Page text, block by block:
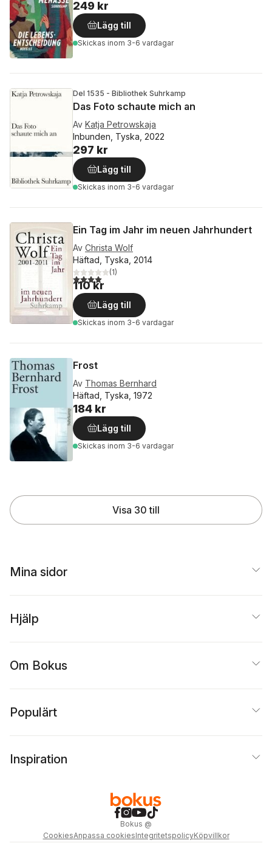
249 kr
Lägg till
Skickas inom 3-6 vardagar
Del 1535 - Bibliothek Suhrkamp
Das Foto schaute mich an
Av Katja Petrowskaja
Inbunden, Tyska, 2022
297 kr
Lägg till
Skickas inom 3-6 vardagar
Ein Tag im Jahr im neuen Jahrhundert
Av Christa Wolf
Häftad, Tyska, 2014
4,0utav 5 stjärnor. Totalt antal röster:
(1)
110 kr
Lägg till
Skickas inom 3-6 vardagar
Frost
Av Thomas Bernhard
Häftad, Tyska, 1972
184 kr
Lägg till
Skickas inom 3-6 vardagar
Visa 30 till
Mina sidor
Hjälp
Om Bokus
Populärt
Inspiration
Bokus @
CookiesAnpassa cookiesIntegritetspolicyKöpvillkor